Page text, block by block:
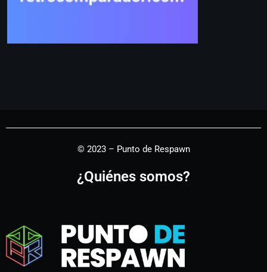
© 2023 – Punto de Respawn
¿Quiénes somos?